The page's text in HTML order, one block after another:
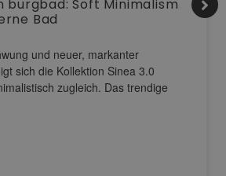
burgbad: Soft Minimalism
Bad
und neuer, markanter
sich die Kollektion Sinea 3.0
zugleich. Das trendige